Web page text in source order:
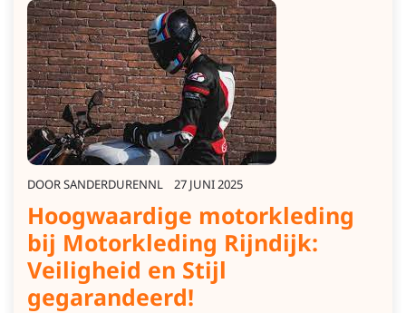
DOORSANDERDURENNL 27 JUNI 2025
Hoogwaardige motorkleding
bij Motorkleding Rijndijk:
Veiligheid en Stijl
gegarandeerd!